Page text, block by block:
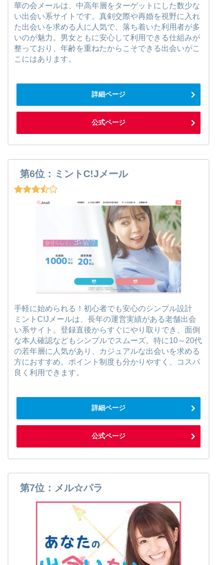
華の会メールは、中高年層をターゲットにした数少な
い出会い系サイトです。真剣交際や再婚を視野に入れ
た出会いを求める人に人気で、落ち着いた利用者が多
いのが魅力。男女ともに安心して利用できる仕組みが
整っており、年齢を重ねたからこそできる出会いがこ
こにはあります。
詳細ページ
公式ページ
第6位：ミントC!Jメール
手軽に始められる！初心者でも安心のシンプル設計
ミントC!Jメールは、長年の運営実績がある老舗出会
い系サイト。登録直後からすぐにやり取りでき、面倒
な本人確認などもシンプルでスムーズ。特に10～20代
の若年層に人気があり、カジュアルな出会いを求める
方におすすめ。ポイント制度も分かりやすく、コスパ
良く利用できます。
詳細ページ
公式ページ
第7位：メル☆パラ